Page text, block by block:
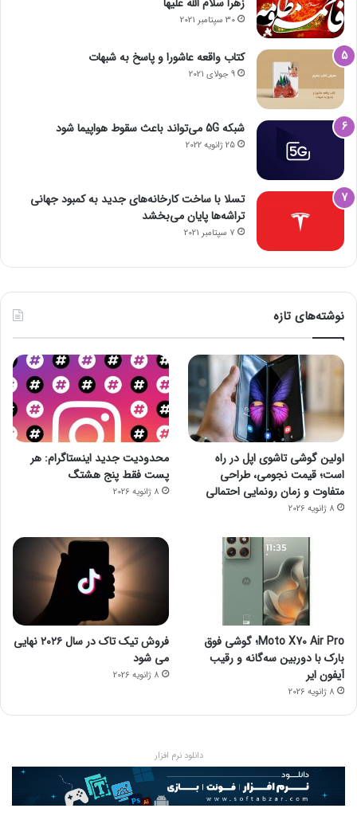
30 سپتامبر 2021
کتاب واقعه عاشورا و پاسخ به شبهات
9 جولای 2021
شبکه 5G می‌تواند باعث سقوط هواپیما شود
25 ژانویه 2022
تسلا با ساخت کارخانه‌های جدید به کمبود جهانی
تراشه‌ها پایان می‌بخشد
7 سپتامبر 2021
نوشته‌های تازه
اولین گوشی تاشوی اپل در راه
است؛ قیمت نجومی، طراحی
متفاوت و زمان رونمایی احتمالی
8 ژانویه 2026
محدودیت جدید اینستاگرام: هر
پست فقط پنج هشتگ
8 ژانویه 2026
Moto X70 Air Pro؛ گوشی فوق
بارک با دوربین سه‌گانه و رقیب
آیفون ایر
8 ژانویه 2026
فروش تیک تاک در سال ۲۰۲۶ نهایی
می شود
8 ژانویه 2026
دانلود نرم افزار